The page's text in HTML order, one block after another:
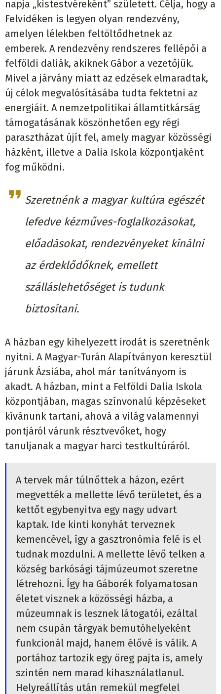
napja „kistestvéreként” született. Célja, hogy a
Felvidéken is legyen olyan rendezvény,
amelyen lélekben feltöltődhetnek az
emberek. A rendezvény rendszeres fellépői a
felföldi daliák, akiknek Gábor a vezetőjük.
Mivel a járvány miatt az edzések elmaradtak,
új célok megvalósításába tudta fektetni az
energiáit. A nemzetpolitikai államtitkárság
támogatásának köszönhetően egy régi
parasztházat újít fel, amely magyar közösségi
házként, illetve a Dalia Iskola központjaként
fog működni.
Szeretnénk a magyar kultúra egészét
lefedve kézműves-foglalkozásokat,
előadásokat, rendezvényeket kínálni
az érdeklődőknek, emellett
szálláslehetőséget is tudunk
biztosítani.
A házban egy kihelyezett irodát is szeretnénk
nyitni. A Magyar-Turán Alapítványon keresztül
járunk Ázsiába, ahol már tanítványom is
akadt. A házban, mint a Felföldi Dalia Iskola
központjában, magas színvonalú képzéseket
kívánunk tartani, ahová a világ valamennyi
pontjáról várunk résztvevőket, hogy
tanuljanak a magyar harci testkultúráról.
A tervek már túlnőttek a házon, ezért
megvették a mellette lévő területet, és a
kettőt egybenyitva egy nagy udvart
kaptak. Ide kinti konyhát terveznek
kemencével, így a gasztronómia felé is el
tudnak mozdulni. A mellette lévő telken a
község barkósági tájmúzeumot szeretne
létrehozni. Így ha Gáborék folyamatosan
életet visznek a közösségi házba, a
múzeumnak is lesznek látogatói, ezáltal
nem csupán tárgyak bemutóhelyeként
funkcionál majd, hanem élővé is válik. A
portához tartozik egy öreg pajta is, amely
szintén nem marad kihasználatlanul.
Helyreállítás után remekül megfelel